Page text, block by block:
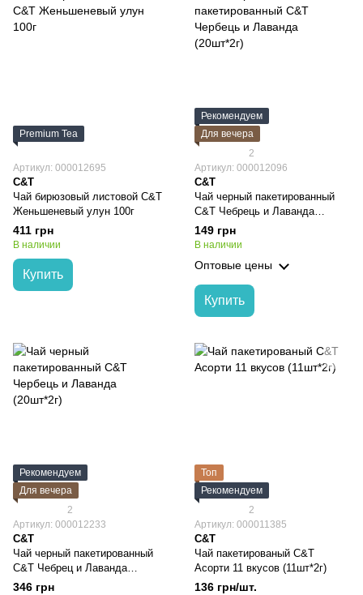
Premium Tea
Артикул: 000012695
C&T
Чай бирюзовый листовой C&T
Женьшеневый улун 100г
411 грн
В наличии
Купить
Рекомендуем
Для вечера
2
Артикул: 000012096
C&T
Чай черный пакетированный
C&Т Чебрець и Лаванда
(20шт*2г)
149 грн
В наличии
Оптовые цены
Купить
Рекомендуем
Для вечера
2
Артикул: 000012233
C&T
Чай черный пакетированный
C&T Чебрец и Лаванда
(50шт*2г)
346 грн
Топ
Рекомендуем
2
Артикул: 000011385
C&T
Чай пакетированый C&T
Асорти 11 вкусов (11шт*2г)
136 грн/шт.